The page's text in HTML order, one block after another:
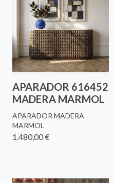
APARADOR 616452
MADERA MARMOL
APARADOR MADERA
MARMOL
1.480,00 €